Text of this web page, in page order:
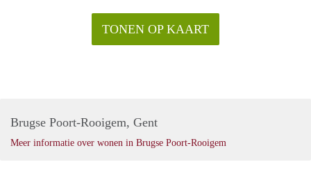
TONEN OP KAART
Brugse Poort-Rooigem, Gent
Meer informatie over wonen in Brugse Poort-Rooigem